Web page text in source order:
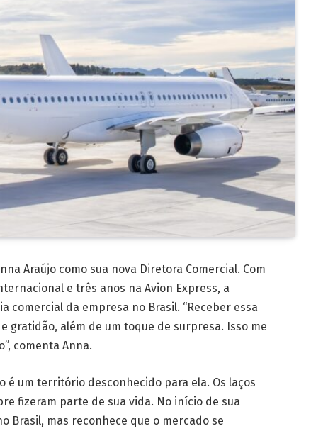
Araújo como sua nova Diretora Comercial. Com
e três anos na Avion Express, a
da empresa no Brasil. “Receber essa
gratidão, além de um toque de surpresa. Isso me
comenta Anna.
é um território desconhecido para ela. Os laços
fizeram parte de sua vida. No início de sua
Brasil, mas reconhece que o mercado se